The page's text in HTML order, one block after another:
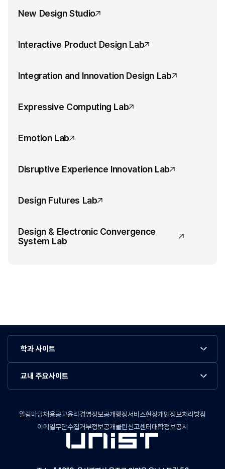
New Design Studio
Interactive Product Design Lab
Integration and Innovation Design Lab
Expressive Computing Lab
Emotion Lab
Disruptive Experience Innovation Lab
Design Futures Lab
Design & Electronic Convergence
System Lab
학과 사이트
교내 주요사이트
알림마당채용공고윤리경영정보공개행정서비스현장개인정보처리방침
이메일무단수집거부정보공개클린신고센터대학정보공시